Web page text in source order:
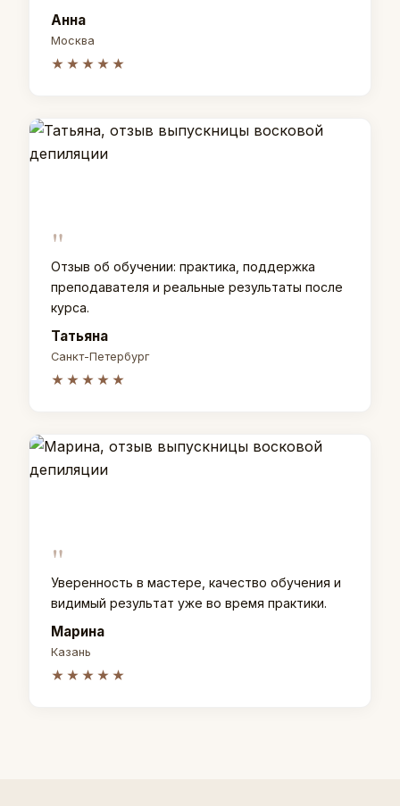
Анна
Москва
★★★★★
"
Отзыв об обучении: практика, поддержка
преподавателя и реальные результаты после
курса.
Татьяна
Санкт-Петербург
★★★★★
"
Уверенность в мастере, качество обучения и
видимый результат уже во время практики.
Марина
Казань
★★★★★